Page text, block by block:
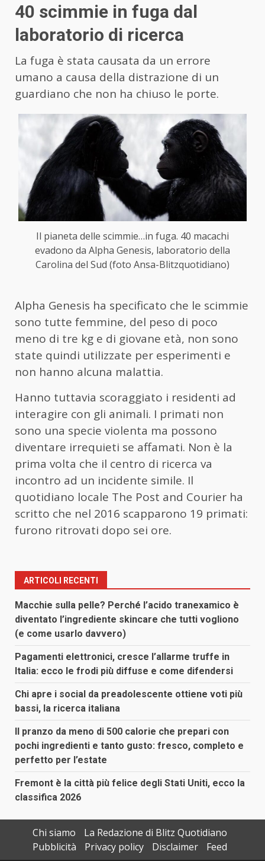
40 scimmie in fuga dal
laboratorio di ricerca
La fuga è stata causata da un errore
umano a causa della distrazione di un
guardiano che non ha chiuso le porte.
Il pianeta delle scimmie…in fuga. 40 macachi
evadono da Alpha Genesis, laboratorio della
Carolina del Sud (foto Ansa-Blitzquotidiano)
Alpha Genesis ha specificato che le scimmie
sono tutte femmine, del peso di poco
meno di tre kg e di giovane età, non sono
state quindi utilizzate per esperimenti e
non hanno alcuna malattia.
Hanno tuttavia scoraggiato i residenti ad
interagire con gli animali. I primati non
sono una specie violenta ma possono
diventare irrequieti se affamati. Non è la
prima volta che il centro di ricerca va
incontro ad un incidente simile. Il
quotidiano locale The Post and Courier ha
scritto che nel 2016 scapparono 19 primati:
furono ritrovati dopo sei ore.
ARTICOLI RECENTI
Macchie sulla pelle? Perché l’acido tranexamico è
diventato l’ingrediente skincare che tutti vogliono
(e come usarlo davvero)
Pagamenti elettronici, cresce l’allarme truffe in
Italia: ecco le frodi più diffuse e come difendersi
Chi apre i social da preadolescente ottiene voti più
bassi, la ricerca italiana
Il pranzo da meno di 500 calorie che prepari con
pochi ingredienti e tanto gusto: fresco, completo e
perfetto per l’estate
Fremont è la città più felice degli Stati Uniti, ecco la
classifica 2026
Chi siamo
La Redazione di Blitz Quotidiano
Pubblicità
Privacy policy Disclaimer Feed